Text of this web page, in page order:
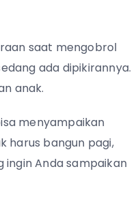
saat mengobrol
ada dipikirannya.
anak.
menyampaikan
harus bangun pagi,
Anda sampaikan